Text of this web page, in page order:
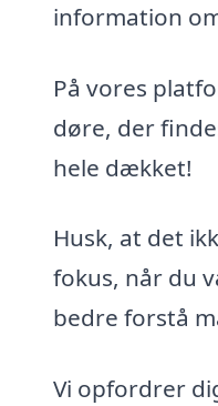
information
På vores
døre, der
hele dækket!
Husk, at det
fokus, når du
bedre forstå
Vi opfordrer